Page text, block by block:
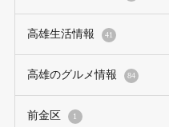
高雄生活情報 41
高雄のグルメ情報 84
前金区 1